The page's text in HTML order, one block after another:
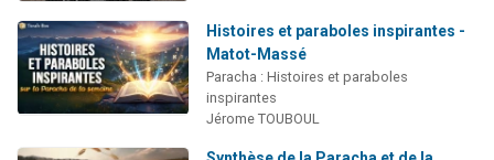
Histoires et paraboles inspirantes -
Matot-Massé
Paracha : Histoires et paraboles
inspirantes
Jérome TOUBOUL